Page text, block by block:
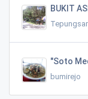
BUKIT
"Soto
bumirejo